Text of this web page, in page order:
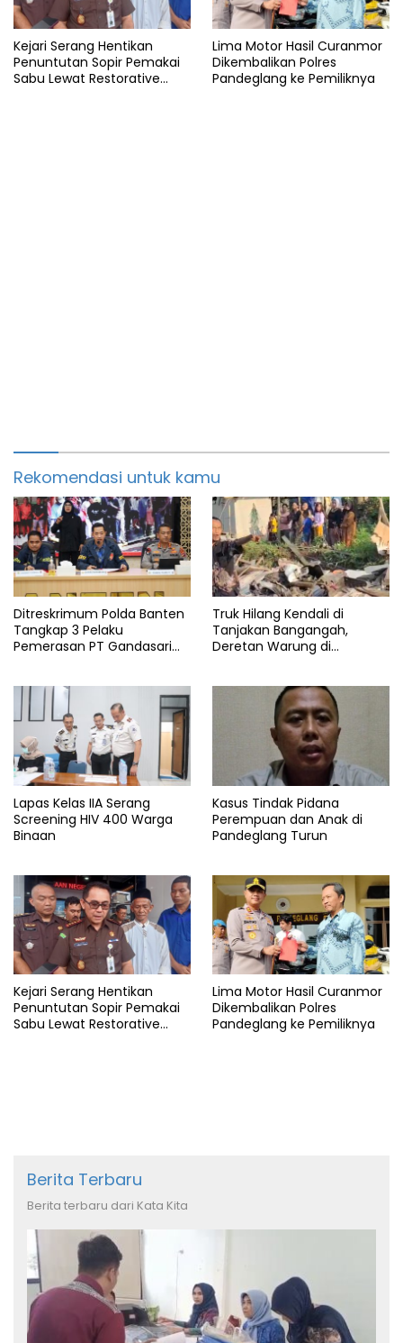
Kejari Serang Hentikan
Penuntutan Sopir Pemakai
Sabu Lewat Restorative
Lima Motor Hasil Curanmor
Dikembalikan Polres
Pandeglang ke Pemiliknya
Rekomendasi untuk kamu
Ditreskrimum Polda Banten
Tangkap 3 Pelaku
Pemerasan PT Gandasari
Truk Hilang Kendali di
Tanjakan Bangangah,
Deretan Warung di
Lapas Kelas IIA Serang
Screening HIV 400 Warga
Binaan
Kasus Tindak Pidana
Perempuan dan Anak di
Pandeglang Turun
Kejari Serang Hentikan
Penuntutan Sopir Pemakai
Sabu Lewat Restorative
Lima Motor Hasil Curanmor
Dikembalikan Polres
Pandeglang ke Pemiliknya
Berita Terbaru
Berita terbaru dari Kata Kita